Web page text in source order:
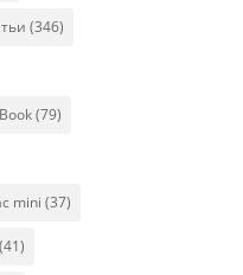
(346)
(79)
mini (37)